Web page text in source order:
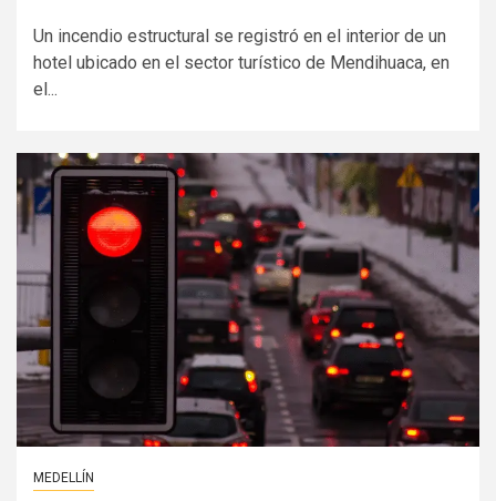
Un incendio estructural se registró en el interior de un
hotel ubicado en el sector turístico de Mendihuaca, en
el...
MEDELLÍN